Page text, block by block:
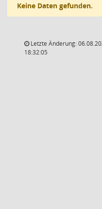
Keine Daten gefunden.
Letzte Änderung:
18:32:05